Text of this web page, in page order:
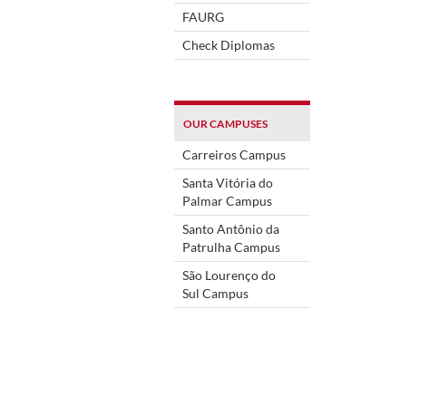
FAURG
Check Diplomas
OUR CAMPUSES
Carreiros Campus
Santa Vitória do
Palmar Campus
Santo Antônio da
Patrulha Campus
São Lourenço do
Sul Campus